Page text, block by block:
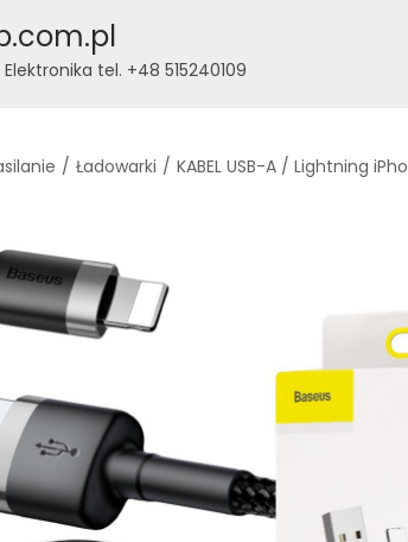
tel. +48 515240109
/ Ładowarki / KABEL USB-A / Lightning